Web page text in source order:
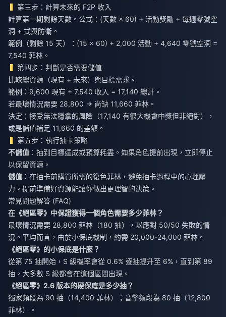
第三步：計算未來的 F2P 收入
計算第一期剩餘天數。公式：(天數 × 60) + 活動獎勵 + 每週零號空
洞 + 式輿防衛。
範例（剩餘 15 天）：(15 × 60) + 2,000 活動 + 4,640 零號空洞 =
7,540 菲林。
第四步：判斷是否需要儲值
比較總資源（現有 + 未來）與目標需求。
範例：9,600 現有 + 7,540 收入 = 17,140 總計。
若最壞情況需要 28,800 → 尚缺 11,660 菲林。
決定：接受無法穩拿的風險（17,140 有很大機會中獎但非絕對），
或是儲值補足 11,660 的差額。
第五步：執行抽卡策略
不儲值 ：抽到目標達成或預算耗盡。如果角色提前出現，立即停止
以保留資源。
儲值 ：在抽卡前購買所需的復色菲林，避免抽卡過程中的心理壓
力。提前準備好資源能讓你做出更理智的決策。
常見問題解答 (FAQ)
在《絕區零》中保證獲得一個角色需要多少菲林？
最壞情況需要 28,800 菲林（180 抽），以應對 50/50 失敗的情
況。平均而言，由於小保底機制，約需 20,000-24,000 菲林。
《絕區零》的小保底是什麼？
從第 75 抽開始，S 級機率會從 0.6% 逐抽提升至 6%，直到第 89
抽。大多數 S 級都會在這個區間出現。
《絕區零》2.6 版本的硬保底是多少抽？
獨家頻段為 90 抽（14,400 菲林）；音擎頻段為 80 抽（12,800
菲林）。